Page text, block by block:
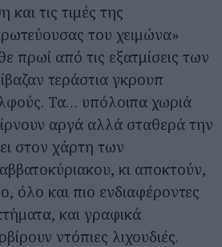
τις τιμές της
του χειμώνα»
πρωί από τις εξατμίσεις των
τεράστια γκρουπ
Τα… υπόλοιπα χωριά
αργά αλλά σταθερά την
στον χάρτη των
κι αποκτούν,
όλο και πιο ενδιαφέροντες
και γραφικά
ντόπιες λιχουδιές.